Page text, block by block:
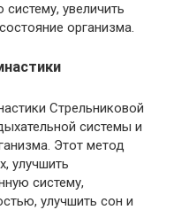
увеличить
организма.
Стрельниковой
системы и
Этот метод
улучшить
систему,
улучшить сон и